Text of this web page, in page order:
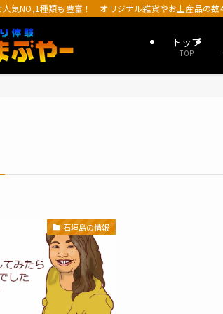
人気NO,1種類も豊富！ オリジナル雑貨やお土産品の
トップ
TOP
石垣島の情報